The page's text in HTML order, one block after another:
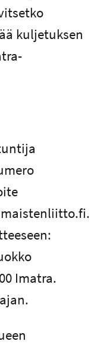
kuljetuksen
Imatra.